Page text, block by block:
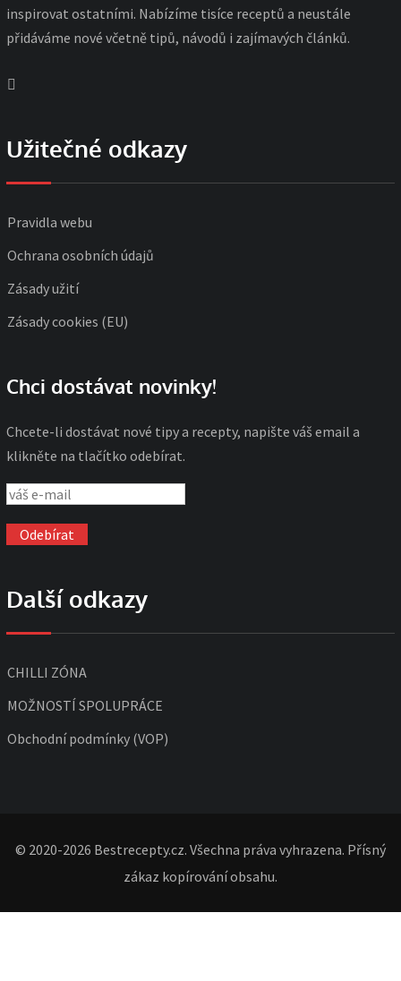
inspirovat ostatními. Nabízíme tisíce receptů a neustále
přidáváme nové včetně tipů, návodů i zajímavých článků.
Užitečné odkazy
Pravidla webu
Ochrana osobních údajů
Zásady užití
Zásady cookies (EU)
Chci dostávat novinky!
Chcete-li dostávat nové tipy a recepty, napište váš email a
klikněte na tlačítko odebírat.
Další odkazy
CHILLI ZÓNA
MOŽNOSTÍ SPOLUPRÁCE
Obchodní podmínky (VOP)
© 2020-2026 Bestrecepty.cz. Všechna práva vyhrazena. Přísný
zákaz kopírování obsahu.